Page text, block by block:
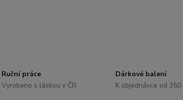
Ruční práce
Vyrobeno s láskou v ČR
Dárkové balení
K objednávce od 350